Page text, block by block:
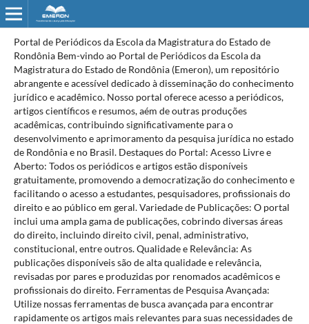
Portal de Periódicos da Escola da Magistratura do Estado de
Rondônia Bem-vindo ao Portal de Periódicos da Escola da
Magistratura do Estado de Rondônia (Emeron), um repositório
abrangente e acessível dedicado à disseminação do conhecimento
jurídico e acadêmico. Nosso portal oferece acesso a periódicos,
artigos científicos e resumos, aém de outras produções
acadêmicas, contribuindo significativamente para o
desenvolvimento e aprimoramento da pesquisa jurídica no estado
de Rondônia e no Brasil. Destaques do Portal: Acesso Livre e
Aberto: Todos os periódicos e artigos estão disponíveis
gratuitamente, promovendo a democratização do conhecimento e
facilitando o acesso a estudantes, pesquisadores, profissionais do
direito e ao público em geral. Variedade de Publicações: O portal
inclui uma ampla gama de publicações, cobrindo diversas áreas
do direito, incluindo direito civil, penal, administrativo,
constitucional, entre outros. Qualidade e Relevância: As
publicações disponíveis são de alta qualidade e relevância,
revisadas por pares e produzidas por renomados acadêmicos e
profissionais do direito. Ferramentas de Pesquisa Avançada:
Utilize nossas ferramentas de busca avançada para encontrar
rapidamente os artigos mais relevantes para suas necessidades de